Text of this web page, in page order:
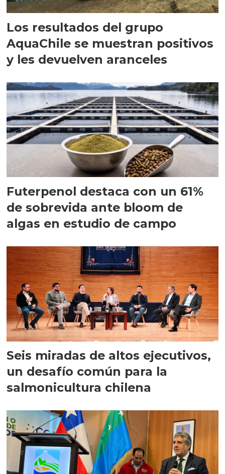
Los resultados del grupo
AquaChile se muestran positivos
y les devuelven aranceles
Futerpenol destaca con un 61%
de sobrevida ante bloom de
algas en estudio de campo
Seis miradas de altos ejecutivos,
un desafío común para la
salmonicultura chilena